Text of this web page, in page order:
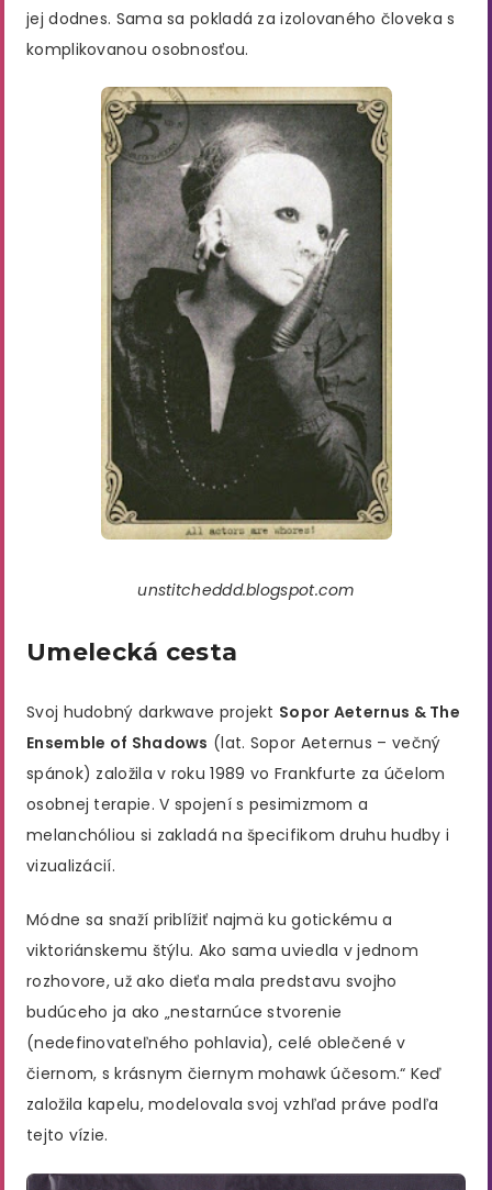
jej dodnes. Sama sa pokladá za izolovaného človeka s
komplikovanou osobnosťou.
unstitcheddd.blogspot.com
Umelecká cesta
Svoj hudobný darkwave projekt Sopor Aeternus & The
Ensemble of Shadows (lat. Sopor Aeternus – večný
spánok) založila v roku 1989 vo Frankfurte za účelom
osobnej terapie. V spojení s pesimizmom a
melanchóliou si zakladá na špecifikom druhu hudby i
vizualizácií.
Módne sa snaží priblížiť najmä ku gotickému a
viktoriánskemu štýlu. Ako sama uviedla v jednom
rozhovore, už ako dieťa mala predstavu svojho
budúceho ja ako „nestarnúce stvorenie
(nedefinovateľného pohlavia), celé oblečené v
čiernom, s krásnym čiernym mohawk účesom.“ Keď
založila kapelu, modelovala svoj vzhľad práve podľa
tejto vízie.